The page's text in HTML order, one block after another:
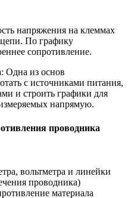
напряжения на клеммах
По графику
сопротивление.
Одна из основ
с источниками питания,
и строить графики для
напрямую.
проводника
вольтметра и линейки
проводника)
материала